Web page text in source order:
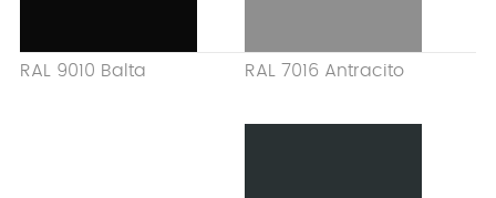
RAL 9010 Balta RAL 7016 Antracito